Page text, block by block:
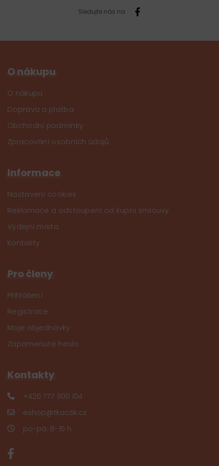
Sledujte nás na
O nákupu
O nákupu
Doprava a platba
Obchodní podmínky
Zpracování osobních údajů
Informace
Nastavení cookies
Reklamace a odstoupení od kupní smlouvy
Výdejní místa
Kontakty
Pro členy
Přihlášení
Registrace
Moje objednávky
Zapomenuté heslo
Kontakty
+420 777 900 104
eshop@tkaczik.cz
po-pá: 8-15 h.